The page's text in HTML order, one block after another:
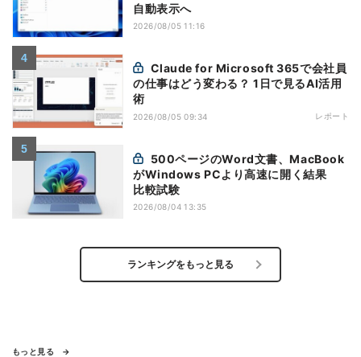
自動表示へ
2026/08/05 11:16
の仕事はどう変わる？ 1日で見るAI活用
術
2026/08/05 09:34 レポート
がWindows PCより高速に開く結果
比較試験
2026/08/04 13:35
ランキングをもっと見る
もっと見る